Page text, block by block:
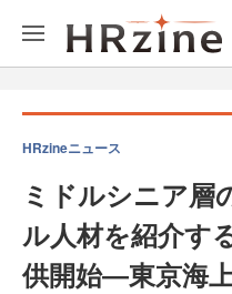
HRzineニュース
ミドルシニア層
ル人材を紹介す
供開始―東京海